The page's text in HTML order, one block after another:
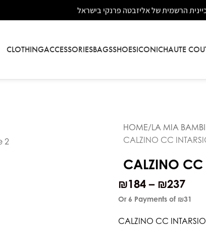
הרשמית של אליזבטה פרנקי בישראל
CLOTHINGACCESSORIESBAGSSHOESICONICHAUTE
HOME LA MIA
CALZINO CC
CALZINO CC
₪184 – ₪237
Or 6 Payments of ₪31
CALZINO CC